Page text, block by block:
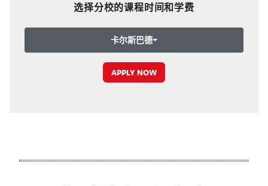
选择分校的课程时间和学费
卡尔斯巴德
APPLY NOW